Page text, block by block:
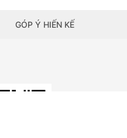
GÓP Ý HIẾN KẾ